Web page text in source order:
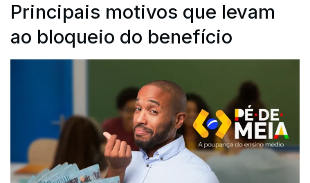
Principais motivos que levam
ao bloqueio do benefício